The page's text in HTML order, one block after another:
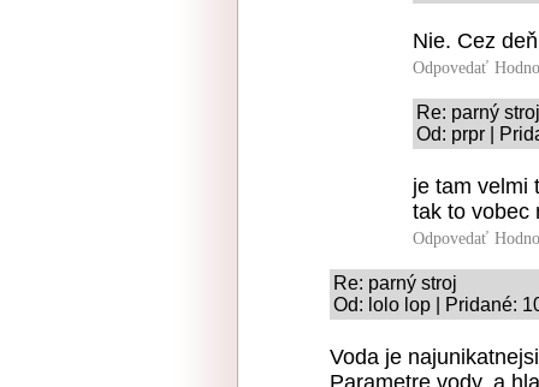
Nie. Cez
Odpovedať
Re: parný stroj
Od: prpr |
je tam velmi
tak to vobec
Odpovedať
Re: parný stroj
Od: lolo lop | Pridané:
Voda je
Parametre vody, a